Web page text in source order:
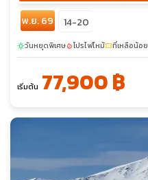
พ.ย. 69 14-20
sunnyวันหยุดพิเศษlocal_fire_departmentโปรไฟไหม้confirmation_numberที่เหลือน้อย
เริ่มต้น 77,900 ฿